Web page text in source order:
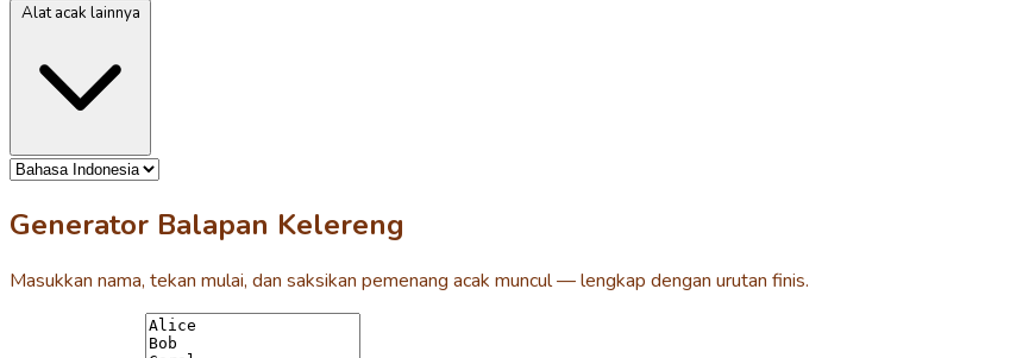
Generator Balapan Kelereng
Masukkan nama, tekan mulai, dan saksikan pemenang acak muncul — lengkap dengan urutan finis.